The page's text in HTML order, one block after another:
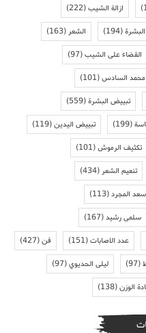
ازالة الشيب(222)
البشرة(194) الشعر(163)
القضاء على الشيب(97)
محمد السادس(101)
تبييض البشرة(559)
(199) تبييض اليدين(119)
تكثيف الرموش(101)
تنعيم الشعر(434)
سعد المجرد(113)
سلمى رشيد(167)
عدد الاصابات(151) فن(427)
(97) ليلى الحديوي(97)
الوزن(138)